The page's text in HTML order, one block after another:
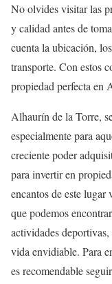
No olvides visitar las
y calidad antes de
cuenta la ubicación,
transporte. Con estos
propiedad perfecta en
Alhaurín de la Torre,
especialmente para
creciente poder
para invertir en
encantos de este
que podemos
actividades
vida envidiable. Para
es recomendable